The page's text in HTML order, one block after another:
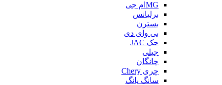
MGام جی
برلیانس
بسترن
بی وای دی
جک JAC
جیلی
چانگان
چری Chery
سانگ یانگ